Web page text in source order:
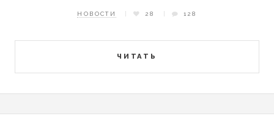
ЧИТАТЬ
НОВОСТИ 28 128